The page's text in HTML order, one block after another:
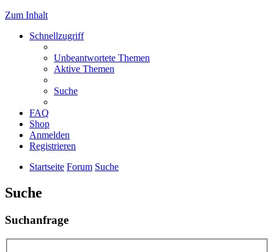
Zum Inhalt
Schnellzugriff
Unbeantwortete Themen
Aktive Themen
Suche
FAQ
Shop
Anmelden
Registrieren
Startseite Forum Suche
Suche
Suchanfrage